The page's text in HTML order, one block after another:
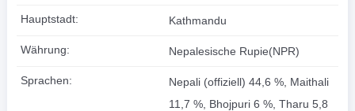
Hauptstadt: Kathmandu
Währung: Nepalesische Rupie(NPR)
Sprachen:
Nepali (offiziell) 44,6 %, Maithali
11,7 %, Bhojpuri 6 %, Tharu 5,8